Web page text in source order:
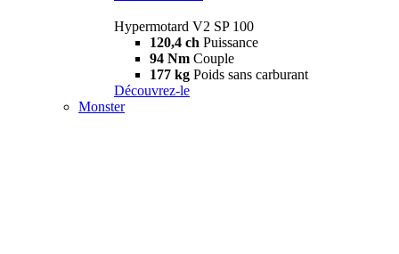
Hypermotard V2 SP 100
120,4 ch Puissance
94 Nm Couple
177 kg Poids sans carburant
Découvrez-le
Monster